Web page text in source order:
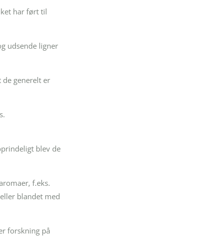
har ført til
udsende ligner
generelt er
blev de
f.eks.
blandet med
forskning på